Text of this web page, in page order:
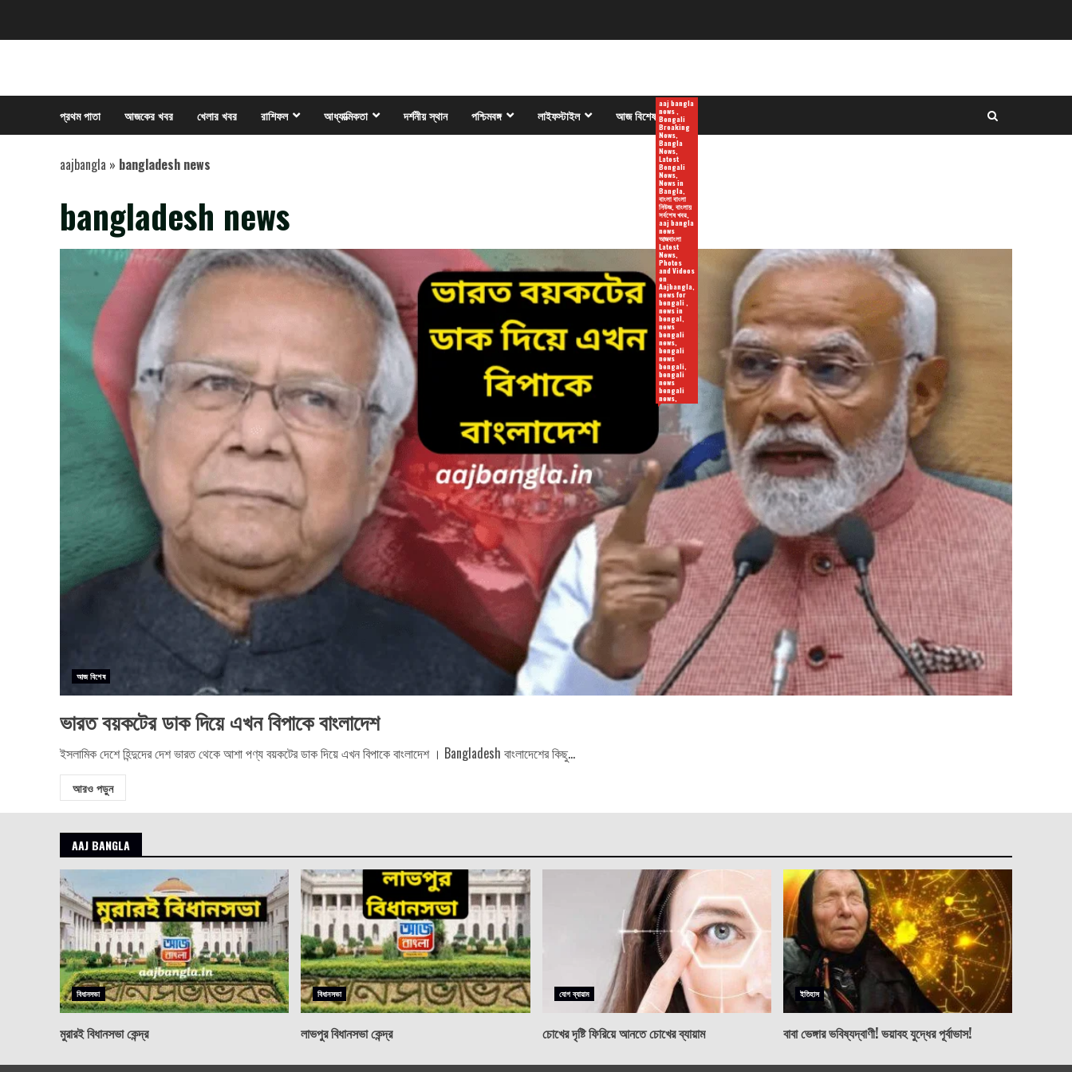
প্রথম পাতা আজকের খবর খেলার খবর রাশিফল আধ্যাত্মিকতা দর্শনীয় স্থান পশ্চিমবঙ্গ লাইফস্টাইল আজ বিশেষ
aaj bangla
news ,
Bengali
Breaking
News,
Bangla
News,
Latest
Bengali
News,
News in
Bangla,
বাংলা বাংলা
নিউজ, বাংলায়
সর্বশেষ খবর,
aaj bangla
news
আজবাংলা
Latest
News,
Photos
and Videos
on
Aajbangla,
news for
bengali ,
news in
bengal,
news
bengali
news,
bengali
news
bengali,
bengali
news
bengali
news,
aajbangla » bangladesh news
bangladesh news
আজ বিশেষ
ভারত বয়কটের ডাক দিয়ে এখন বিপাকে বাংলাদেশ
ইসলামিক দেশে হিন্দুদের দেশ ভারত থেকে আশা পণ্য বয়কটের ডাক দিয়ে এখন বিপাকে বাংলাদেশ । Bangladesh বাংলাদেশের কিছু...
আরও পড়ুন
AAJ BANGLA
বিধানসভা
মুরারই বিধানসভা কেন্দ্র
বিধানসভা
লাভপুর বিধানসভা কেন্দ্র
যোগ ব্যায়াম
চোখের দৃষ্টি ফিরিয়ে আনতে চোখের ব্যায়াম
ইতিহাস
বাবা ভেঙ্গার ভবিষ্যদ্বাণী! ভয়াবহ যুদ্ধের পূর্বাভাস!